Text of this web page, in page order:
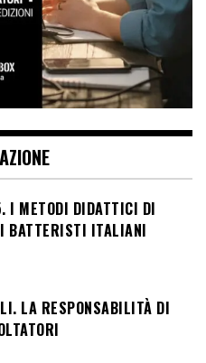
I METODI DIDATTICI DI
BATTERISTI ITALIANI
LA RESPONSABILITÀ DI